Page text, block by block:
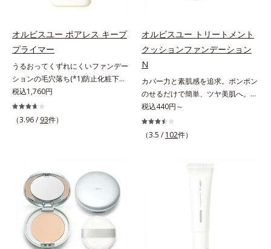
オルビスユー ポアレス キープ
プライマー
うるおってくずれにくいファンデー
ションの毛穴落ち(*1)防止化粧下
地。ファンデーションの毛穴落ち
(*1)防止化粧下地です。毛穴
1/10000サイズのマイクロカバー成
と皮脂のバランスを整え、乾燥＆ベ
タつきレスに。さらに毛穴周りの肌
にうるおいを与え、キュッと引き締
め＆ハリ感をUPさせます。また皮
脂を感知するとギュッと固まる膜を
採用。ファンデーションのくずれや
税込1,760円
（3.96 / 93件）
オルビスユー トリートメント
クッションファンデーション
N
カバー力と素肌感を追求。ポンポン
のせるだけで簡単、ツヤ美肌へ。カ
バー力と素肌感を両立する、簡単ツ
ヤ美肌クッションファンデーション
です。多方向へ光を拡散し、高いソ
との親和性が高いアミノ酸系パウダ
ー(*)を配合。みずみずしく肌になじ
み、厚塗り感なくピタッと密着しま
す。毛穴、シミ、くすみ、凹凸、色
ムラなどの大人の肌悩みをポンポン
税込440円～
（3.5 / 102件）